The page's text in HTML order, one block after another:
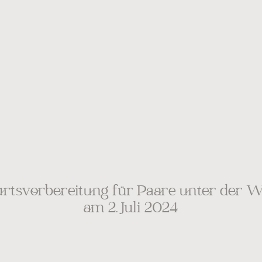
für Paare unter der
am 2. Juli 2024